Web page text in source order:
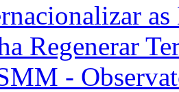
Regenerar
-